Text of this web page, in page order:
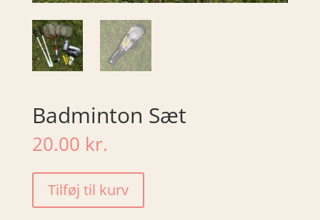
Badminton Sæt
20.00 kr.
antal
Tilføj til kurv